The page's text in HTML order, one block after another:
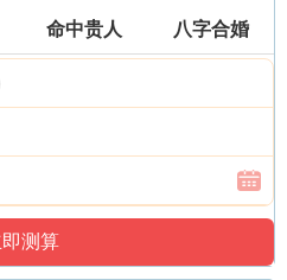
命中贵人 八字合婚